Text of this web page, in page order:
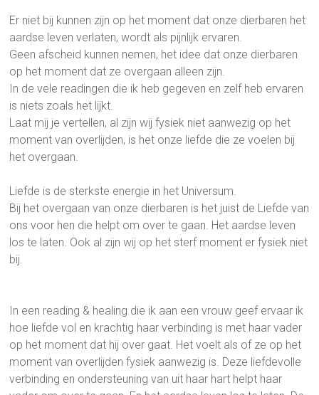
Er niet bij kunnen zijn op het moment dat onze dierbaren het
aardse leven verlaten, wordt als pijnlijk ervaren.
Geen afscheid kunnen nemen, het idee dat onze dierbaren
op het moment dat ze overgaan alleen zijn.
In de vele readingen die ik heb gegeven en zelf heb ervaren
is niets zoals het lijkt.
Laat mij je vertellen, al zijn wij fysiek niet aanwezig op het
moment van overlijden, is het onze liefde die ze voelen bij
het overgaan.
Liefde is de sterkste energie in het Universum.
Bij het overgaan van onze dierbaren is het juist de Liefde van
ons voor hen die helpt om over te gaan. Het aardse leven
los te laten. Ook al zijn wij op het sterf moment er fysiek niet
bij.
In een reading & healing die ik aan een vrouw geef ervaar ik
hoe liefde vol en krachtig haar verbinding is met haar vader
op het moment dat hij over gaat. Het voelt als of ze op het
moment van overlijden fysiek aanwezig is. Deze liefdevolle
verbinding en ondersteuning van uit haar hart helpt haar